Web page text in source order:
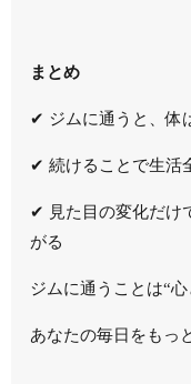
まとめ
✔ ジムに通うと、体
✔ 続けることで生活
✔ 見た目の変化だけ
がる
ジムに通うことは“心
あなたの毎日をもっ